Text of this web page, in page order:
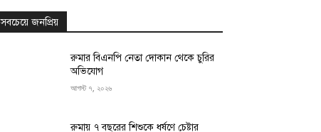
সবচেয়ে জনপ্রিয়
রুমার বিএনপি নেতা দোকান থেকে চুরির
অভিযোগ
আগস্ট ৭, ২০২৬
রুমায় ৭ বছরের শিশুকে ধর্ষণে চেষ্টার